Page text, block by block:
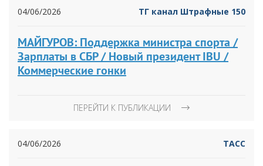
04/06/2026 ТГ канал Штрафные 150
МАЙГУРОВ: Поддержка министра спорта /
Зарплаты в СБР / Новый президент IBU /
Коммерческие гонки
ПЕРЕЙТИ К ПУБЛИКАЦИИ
04/06/2026 ТАСС